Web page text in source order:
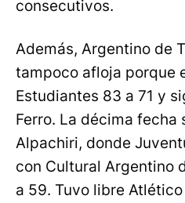
consecutivos.
Además, Argentino de
tampoco afloja porque
Estudiantes 83 a 71 y
Ferro. La décima fecha
Alpachiri, donde
con Cultural Argentino
a 59. Tuvo libre